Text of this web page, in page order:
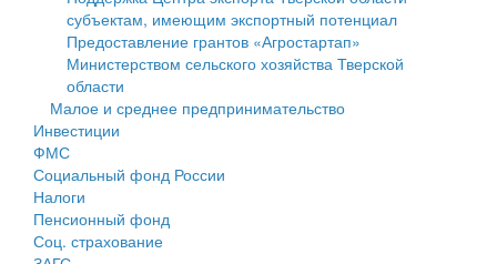
Здравоохранение
Социальная защита
Фотоальбом
Муниципальный контроль
Муниципальные услуги
Проекты административных регламентов
Антимонопольный комплаенс
Противодействие коррупции
среднего предпринимательства
Информационная поддержка субъектов малого и
среднего предпринимательства
Муниципальные программы
Контрольно-счетная палата
Персональные данные
субъектам, имеющим экспортный потенциал
Предоставление грантов «Агростартап»
Министерством сельского хозяйства Тверской
области
Малое и среднее предпринимательство
Инвестиции
ФМС
Социальный фонд России
Налоги
Пенсионный фонд
Соц. страхование